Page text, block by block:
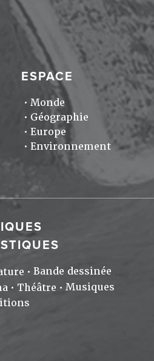
ESPACE
Monde
Géographie
Europe
Environnement
Bande dessinée
Théâtre
Musiques